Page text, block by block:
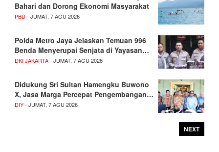
Bahari dan Dorong Ekonomi Masyarakat
PBD- JUMAT, 7 AGU 2026
Polda Metro Jaya Jelaskan Temuan 996
Benda Menyerupai Senjata di Yayasan…
DKI JAKARTA- JUMAT, 7 AGU 2026
Didukung Sri Sultan Hamengku Buwono
X, Jasa Marga Percepat Pengembangan…
DIY- JUMAT, 7 AGU 2026
NEXT